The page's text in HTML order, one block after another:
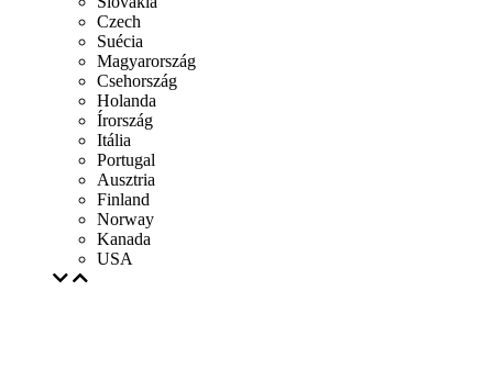
Czech
Suécia
Magyarország
Csehország
Holanda
Írország
Itália
Portugal
Ausztria
Finland
Norway
Kanada
USA